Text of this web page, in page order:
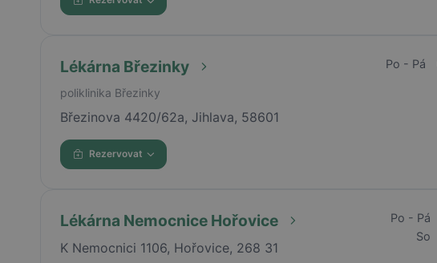
Lékárna Březinky
poliklinika Březinky
Březinova 4420/62a, Jihlava, 58601
Po - Pá
Rezervovat
Lékárna Nemocnice Hořovice
K Nemocnici 1106, Hořovice, 268 31
Po - Pá
So